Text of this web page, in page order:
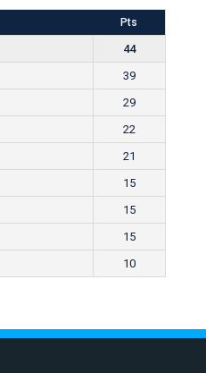
Pts
44
39
29
22
21
15
15
15
10